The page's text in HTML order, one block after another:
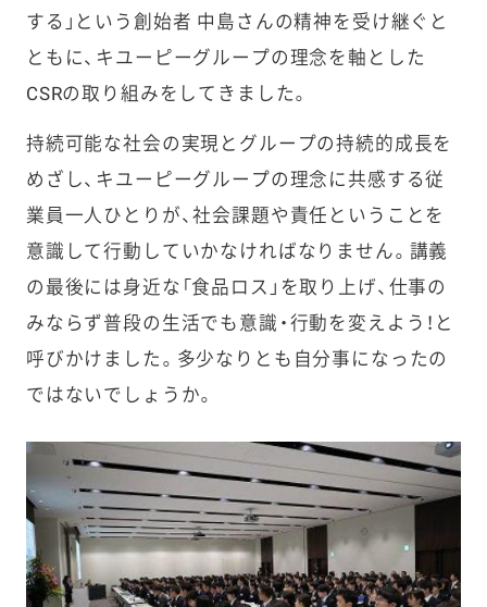
する」という創始者 中島さんの精神を受け継ぐと
ともに、キユーピーグループの理念を軸とした
CSRの取り組み をしてきました。
持続可能な社会の実現とグループの持続的成長を
めざし、キユーピーグループの理念に共感する従
業員一人ひとりが、社会課題や責任ということを
意識して行動していかなければなりません。講義
の最後には身近な「食品ロス」を取り上げ、仕事の
みならず普段の生活でも意識・行動を変えよう！と
呼びかけました。多少なりとも自分事になったの
ではないでしょうか。